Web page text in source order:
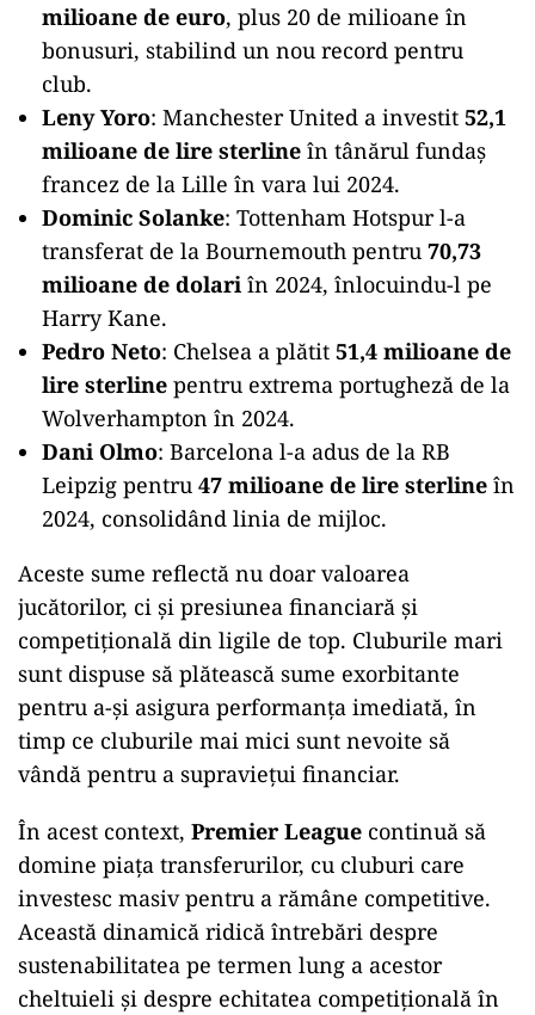
milioane de euro, plus 20 de milioane în
bonusuri, stabilind un nou record pentru
club.
Leny Yoro: Manchester United a investit 52,1
milioane de lire sterline în tânărul fundaș
francez de la Lille în vara lui 2024.
Dominic Solanke: Tottenham Hotspur l-a
transferat de la Bournemouth pentru 70,73
milioane de dolari în 2024, înlocuindu-l pe
Harry Kane.
Pedro Neto: Chelsea a plătit 51,4 milioane de
lire sterline pentru extrema portugheză de la
Wolverhampton în 2024.
Dani Olmo: Barcelona l-a adus de la RB
Leipzig pentru 47 milioane de lire sterline în
2024, consolidând linia de mijloc.
Aceste sume reflectă nu doar valoarea
jucătorilor, ci și presiunea financiară și
competițională din ligile de top. Cluburile mari
sunt dispuse să plătească sume exorbitante
pentru a-și asigura performanța imediată, în
timp ce cluburile mai mici sunt nevoite să
vândă pentru a supraviețui financiar.
În acest context, Premier League continuă să
domine piața transferurilor, cu cluburi care
investesc masiv pentru a rămâne competitive.
Această dinamică ridică întrebări despre
sustenabilitatea pe termen lung a acestor
cheltuieli și despre echitatea competițională în